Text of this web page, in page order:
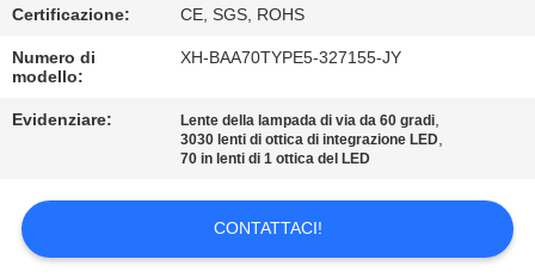
CONTATTACI
NOTIZIE
CASI
Certificazione: CE, SGS, ROHS
Numero di
modello:
XH-BAA70TYPE5-327155-JY
Evidenziare: Lente della lampada di via da 60 gradi,
3030 lenti di ottica di integrazione LED,
70 in lenti di 1 ottica del LED
CONTATTACI!